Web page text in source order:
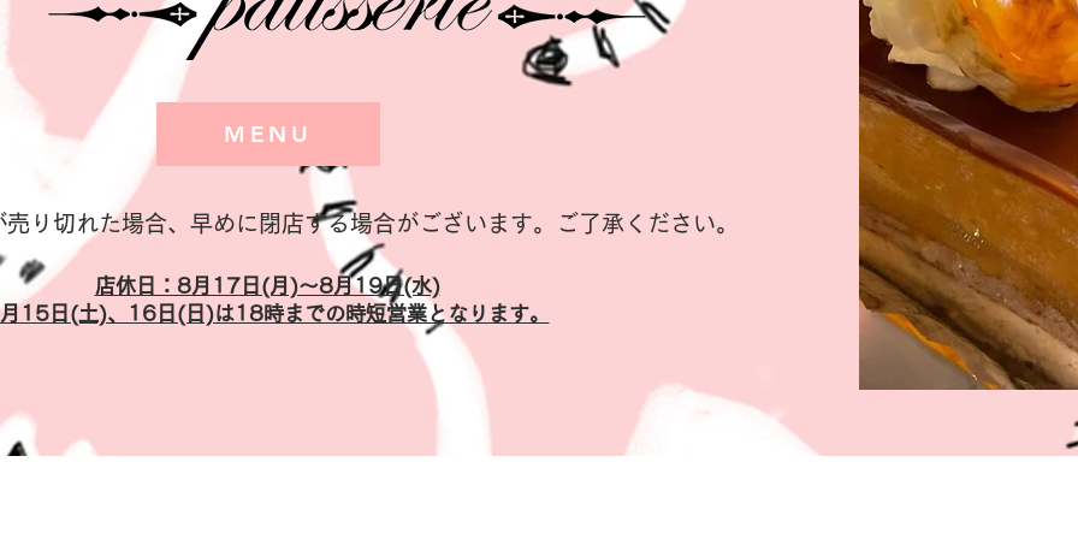
MENU
り切れた場合、早めに閉店する場合がございます。ご了承ください。
​店休日：8月17日(月)～8月19日(水)
15日(土)、16日(日)は18時までの時短営業となります。